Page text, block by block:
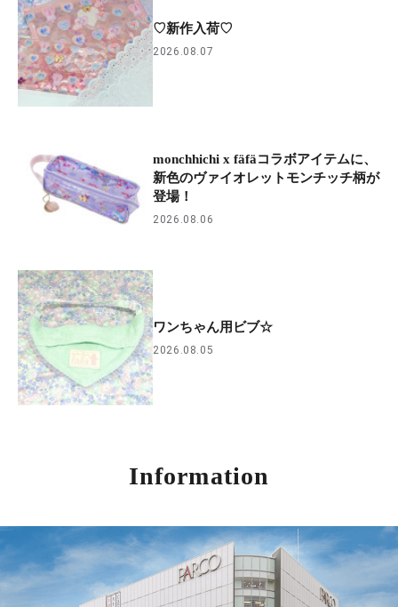
♡新作入荷♡
2026.08.07
monchhichi x fäfäコラボアイテムに、
新色のヴァイオレットモンチッチ柄が
登場！
2026.08.06
ワンちゃん用ビブ☆
2026.08.05
Information